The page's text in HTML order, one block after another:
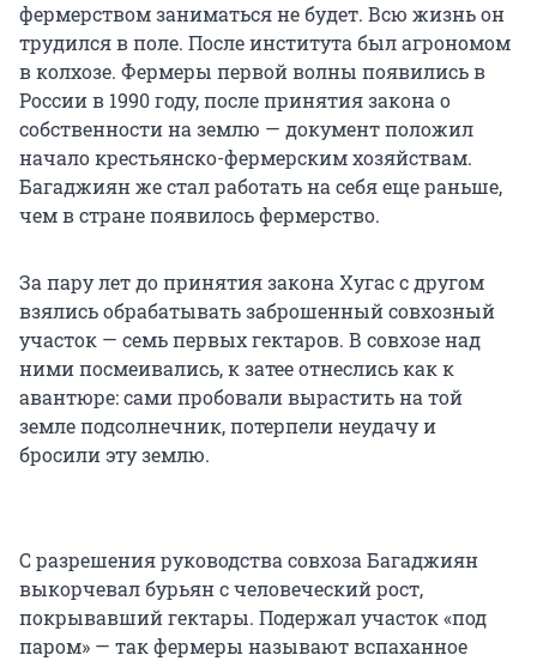
фермерством заниматься не будет. Всю жизнь он
трудился в поле. После института был агрономом
в колхозе. Фермеры первой волны появились в
Россиив 1990 году, после принятия закона о
собственности на землю — документ положил
начало крестьянско-фермерским хозяйствам.
Багаджиян же стал работать на себя еще раньше,
чем в стране появилось фермерство.
За пару лет до принятия закона Хугас с другом
взялись обрабатывать заброшенный совхозный
участок — семь первых гектаров. В совхозе над
ними посмеивались, к затее отнеслись как к
авантюре: сами пробовали вырастить на той
земле подсолнечник, потерпели неудачу и
бросили эту землю.
С разрешения руководства совхоза Багаджиян
выкорчевал бурьян с человеческий рост,
покрывавший гектары. Подержал участок «под
паром» — так фермеры называют вспаханное